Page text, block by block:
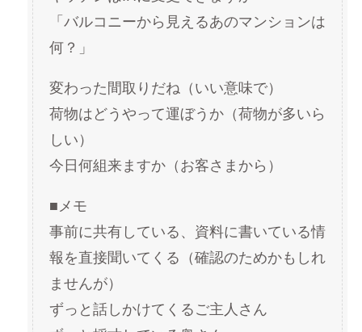
「バルコニーから見えるあのマンションは
何？」
変わった間取りだね（いい意味で）
荷物はどうやって運ぼうか（荷物が多いら
しい）
今日何組来ますか（お客さまから）
■メモ
事前に共有している、資料に書いている情
報を直接聞いてくる（確認のためかもしれ
ませんが）
ずっと話しかけてくるご主人さん